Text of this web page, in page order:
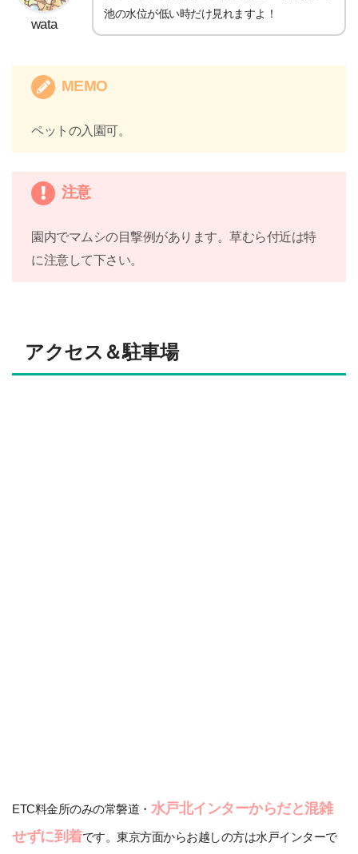
wata
池の水位が低い時だけ見れますよ！
MEMO
ペットの入園可。
注意
園内でマムシの目撃例があります。草むら付近は特
に注意して下さい。
アクセス＆駐車場
ETC料金所のみの常磐道・ 水戸北インターからだと混雑
せずに到着です。東京方面からお越しの方は水戸インターで